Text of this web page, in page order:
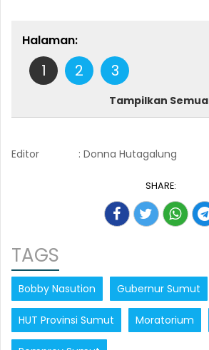
Halaman:
1 2 3
Tampilkan Semua
Editor : Donna Hutagalung
SHARE:
TAGS
Bobby Nasution Gubernur Sumut
HUT Provinsi Sumut Moratorium